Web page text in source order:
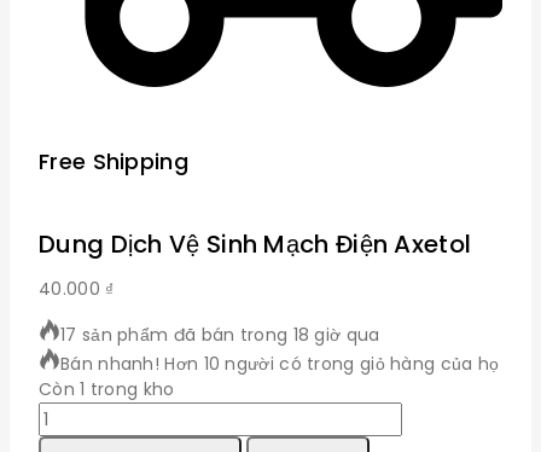
Free Shipping
Dung Dịch Vệ Sinh Mạch Điện Axetol
40.000 ₫
17 sản phẩm đã bán trong 18 giờ qua
Bán nhanh! Hơn 10 người có trong giỏ hàng của họ
Còn 1 trong kho
Dung
Dịch